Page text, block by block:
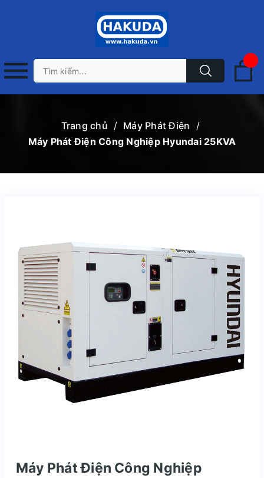
Trang chủ / Máy Phát Điện
/
Máy Phát Điện Công Nghiệp Hyundai 25KVA
Máy Phát Điện Công Nghiệp